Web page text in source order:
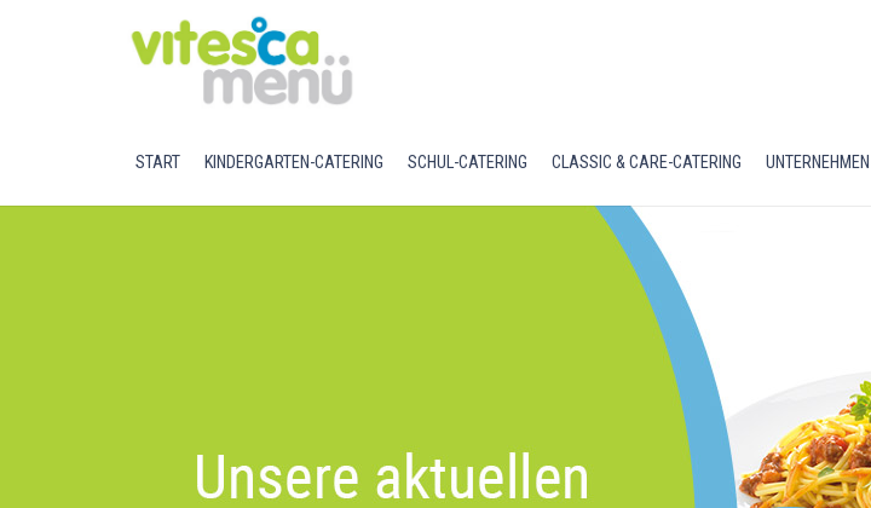
START KINDERGARTEN-CATERING SCHUL-CATERING CLASSIC & CARE-CATERING UNTERNEHMEN